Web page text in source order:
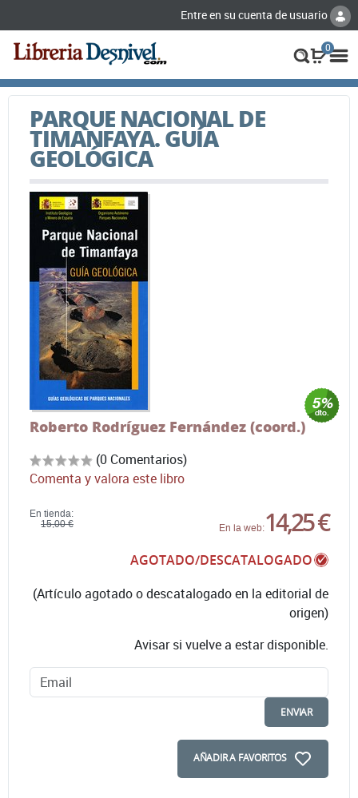
Entre en su cuenta de usuario
0
PARQUE NACIONAL DE
TIMANFAYA. GUÍA
GEOLÓGICA
Roberto Rodríguez Fernández (coord.)
(0 Comentarios)
Comenta y valora este libro
En tienda:
15,00 €
En la web:14,25 €
AGOTADO/DESCATALOGADO
(Artículo agotado o descatalogado en la editorial de
origen)
Avisar si vuelve a estar disponible.
ENVIAR
AÑADIR A FAVORITOS